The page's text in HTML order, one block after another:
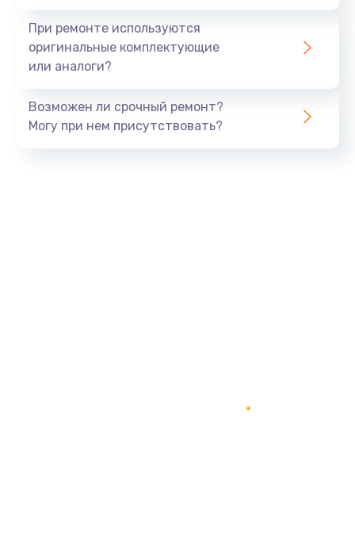
При ремонте используются
оригинальные комплектующие
или аналоги?
Возможен ли срочный ремонт?
Могу при нем присутствовать?